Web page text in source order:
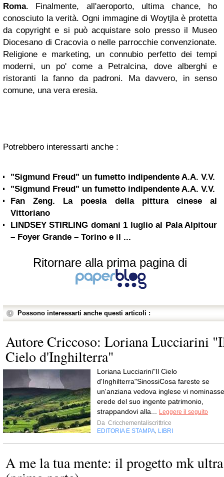
Roma. Finalmente, all'aeroporto, ultima chance, ho
conosciuto la verità. Ogni immagine di Woytjla è protetta
da copyright e si può acquistare solo presso il Museo
Diocesano di Cracovia o nelle parrocchie convenzionate.
Religione e marketing, un connubio perfetto dei tempi
moderni, un po' come a Petralcina, dove alberghi e
ristoranti la fanno da padroni. Ma davvero, in senso
comune, una vera eresia.
Potrebbero interessarti anche :
"Sigmund Freud" un fumetto indipendente A.A. V.V.
"Sigmund Freud" un fumetto indipendente A.A. V.V.
Fan Zeng. La poesia della pittura cinese al
Vittoriano
LINDSEY STIRLING domani 1 luglio al Pala Alpitour
– Foyer Grande – Torino e il ...
Ritornare alla prima pagina di
Possono interessarti anche questi articoli :
Autore Criccoso: Loriana Lucciarini
Cielo d'Inghilterra"
Loriana Lucciarini"Il Cielo
d'Inghilterra"SinossiCosa fareste se
un'anziana vedova inglese vi nominasse
erede del suo ingente patrimonio,
strappandovi alla...
Leggere il seguito
Da Cricchementaliscrittrice
EDITORIA E STAMPA LIBRI
A me la tua mente: il progetto mk ultra